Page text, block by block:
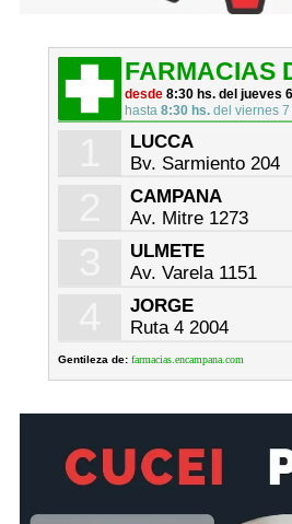
FARMACIAS
desde8:30 hs. del jueves
hasta8:30 hs. del viernes
LUCCA
Bv. Sarmiento 204
CAMPANA
Av. Mitre 1273
ULMETE
Av. Varela 1151
JORGE
Ruta 4 2004
Gentileza de: farmacias.encampana.com